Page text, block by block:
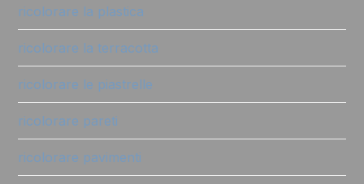
ricolorare la plastica
ricolorare la terracotta
ricolorare le piastrelle
ricolorare pareti
ricolorare pavimenti